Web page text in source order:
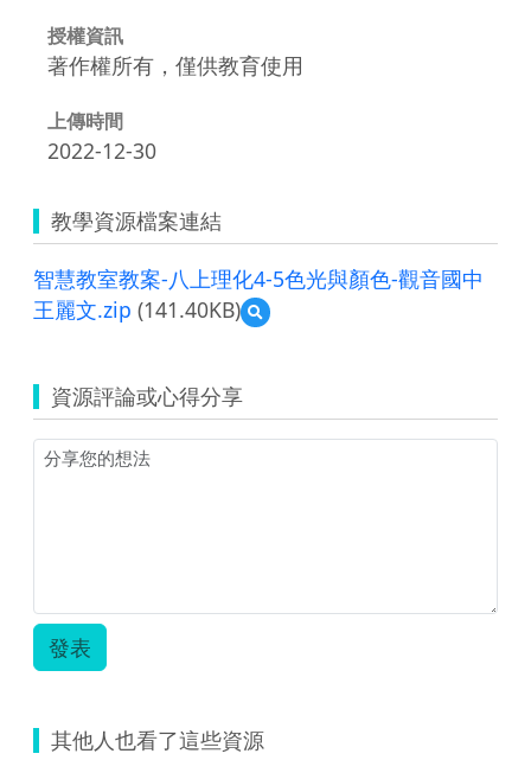
授權資訊
著作權所有，僅供教育使用
上傳時間
2022-12-30
教學資源檔案連結
智慧教室教案-八上理化4-5色光與顏色-觀音國中
王麗文.zip (141.40KB)
預
覽
室
教
觀
資源評論或心得分享
發表
其他人也看了這些資源